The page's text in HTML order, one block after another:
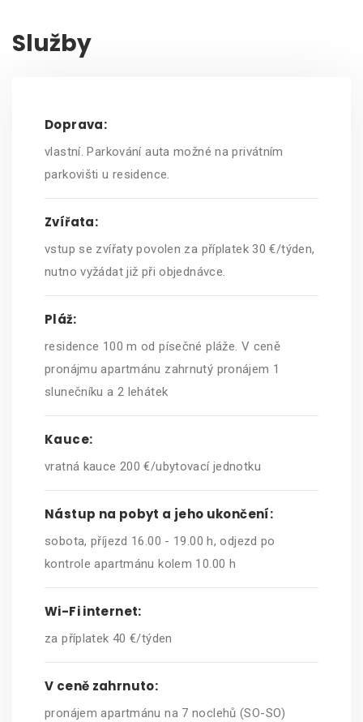
Služby
Doprava:
vlastní. Parkování auta možné na privátním
parkovišti u residence.
Zvířata:
vstup se zvířaty povolen za příplatek 30 €/týden,
nutno vyžádat již při objednávce.
Pláž:
residence 100 m od písečné pláže. V ceně
pronájmu apartmánu zahrnutý pronájem 1
slunečníku a 2 lehátek
Kauce:
vratná kauce 200 €/ubytovací jednotku
Nástup na pobyt a jeho ukončení:
sobota, příjezd 16.00 - 19.00 h, odjezd po
kontrole apartmánu kolem 10.00 h
Wi-Fi internet:
za příplatek 40 €/týden
V ceně zahrnuto:
pronájem apartmánu na 7 noclehů (SO-SO)